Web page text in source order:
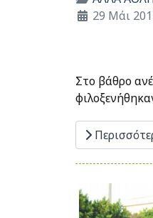
29 Μάι
Στο βάθρο